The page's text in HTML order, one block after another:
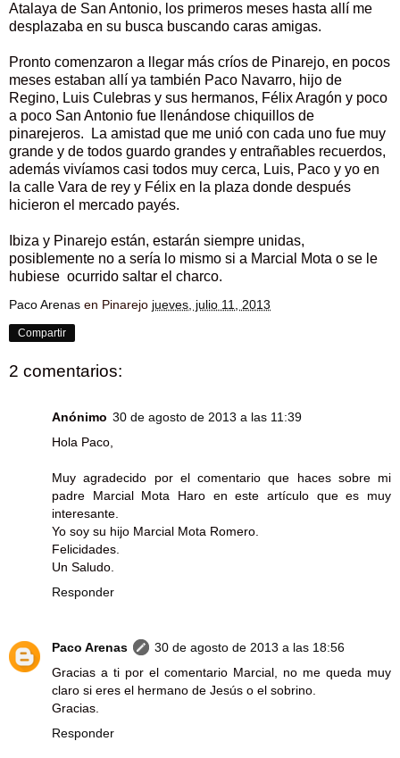
Atalaya de San Antonio, los primeros meses hasta allí me
desplazaba en su busca buscando caras amigas.
Pronto comenzaron a llegar más críos de Pinarejo, en pocos
meses estaban allí ya también Paco Navarro, hijo de
Regino, Luis Culebras y sus hermanos, Félix Aragón y poco
a poco San Antonio fue llenándose chiquillos de
pinarejeros. La amistad que me unió con cada uno fue muy
grande y de todos guardo grandes y entrañables recuerdos,
además vivíamos casi todos muy cerca, Luis, Paco y yo en
la calle Vara de rey y Félix en la plaza donde después
hicieron el mercado payés.
Ibiza y Pinarejo están, estarán siempre unidas,
posiblemente no a sería lo mismo si a Marcial Mota o se le
hubiese ocurrido saltar el charco.
Paco Arenas en Pinarejo jueves, julio 11, 2013
Compartir
2 comentarios:
Anónimo 30 de agosto de 2013 a las 11:39
Hola Paco,
Muy agradecido por el comentario que haces sobre mi
padre Marcial Mota Haro en este artículo que es muy
interesante.
Yo soy su hijo Marcial Mota Romero.
Felicidades.
Un Saludo.
Responder
Paco Arenas
30 de agosto de 2013 a las 18:56
Gracias a ti por el comentario Marcial, no me queda muy
claro si eres el hermano de Jesús o el sobrino.
Gracias.
Responder